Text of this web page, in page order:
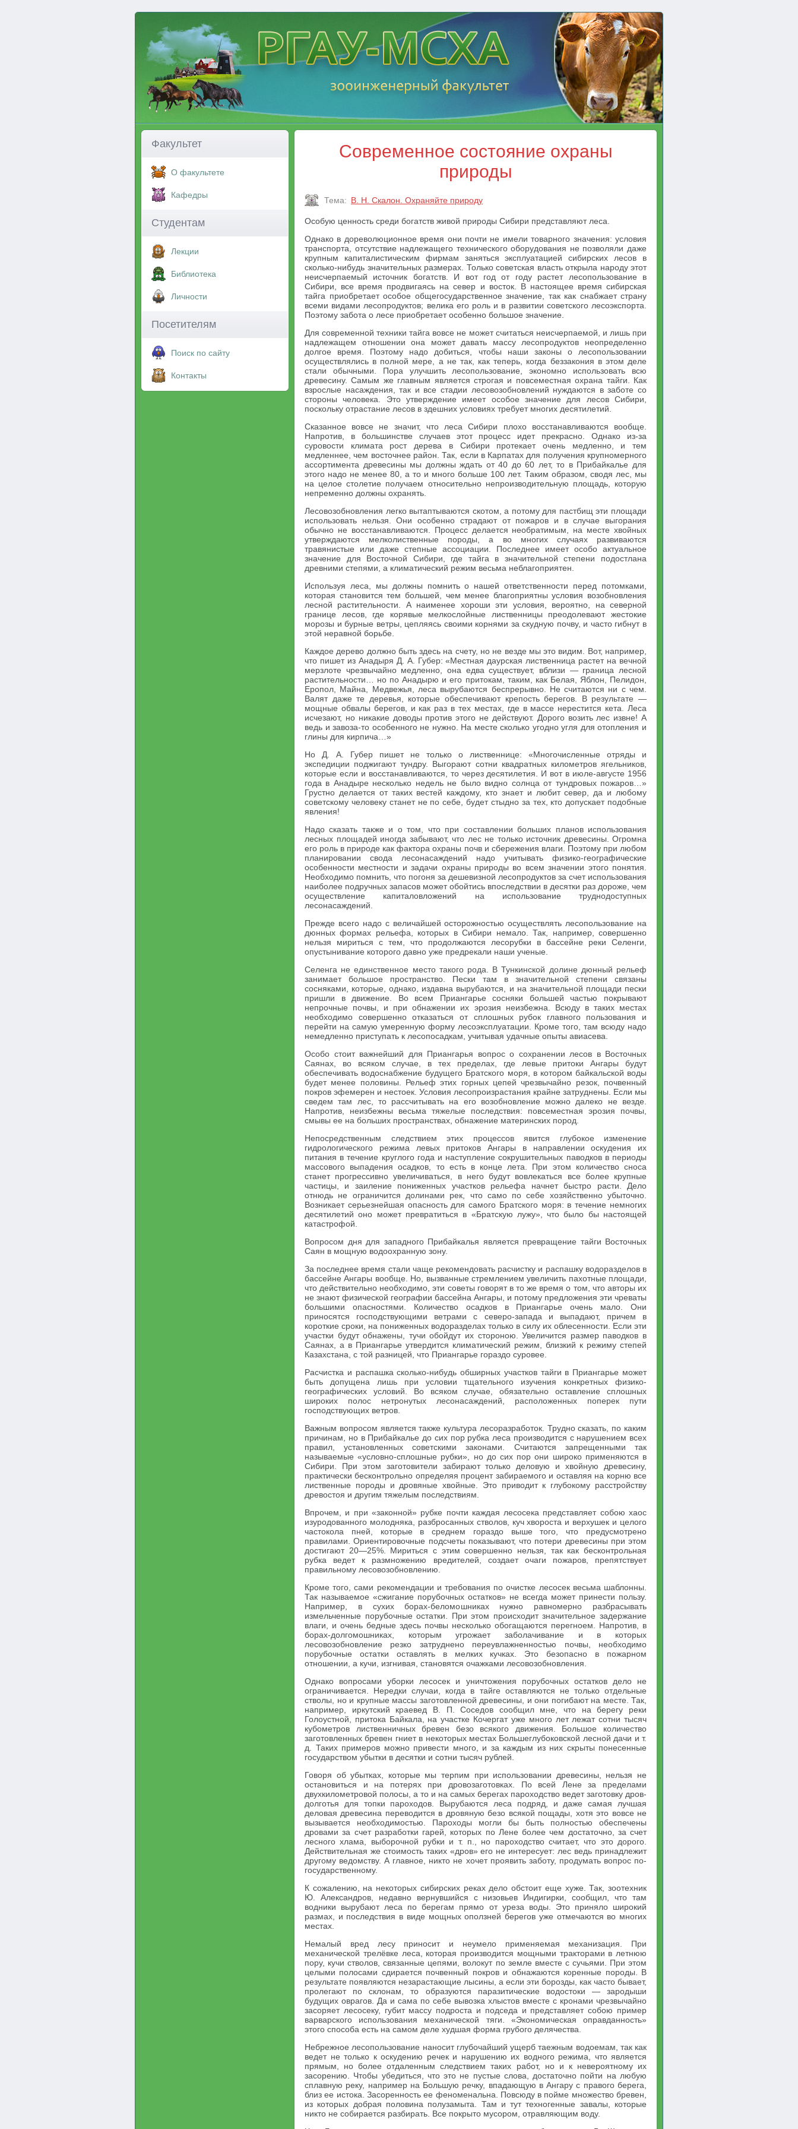
Факультет
О факультете
Кафедры
Студентам
Лекции
Библиотека
Личности
Посетителям
Поиск по сайту
Контакты
Современное состояние охраны
природы
Тема: В. Н. Скалон. Охраняйте природу
Особую ценность среди богатств живой природы Сибири представляют леса.
Однако в дореволюционное время они почти не имели товарного значения: условия
транспорта, отсутствие надлежащего технического оборудования не позволяли даже
крупным капиталистическим фирмам заняться эксплуатацией сибирских лесов в
сколько-нибудь значительных размерах. Только советская власть открыла народу этот
неисчерпаемый источник богатств. И вот год от году растет лесопользование в
Сибири, все время продвигаясь на север и восток. В настоящее время сибирская
тайга приобретает особое общегосударственное значение, так как снабжает страну
всеми видами лесопродуктов; велика его роль и в развитии советского лесоэкспорта.
Поэтому забота о лесе приобретает особенно большое значение.
Для современной техники тайга вовсе не может считаться неисчерпаемой, и лишь при
надлежащем отношении она может давать массу лесопродуктов неопределенно
долгое время. Поэтому надо добиться, чтобы наши законы о лесопользовании
осуществлялись в полной мере, а не так, как теперь, когда беззакония в этом деле
стали обычными. Пора улучшить лесопользование, экономно использовать всю
древесину. Самым же главным является строгая и повсеместная охрана тайги. Как
взрослые насаждения, так и все стадии лесовозобновлений нуждаются в заботе со
стороны человека. Это утверждение имеет особое значение для лесов Сибири,
поскольку отрастание лесов в здешних условиях требует многих десятилетий.
Сказанное вовсе не значит, что леса Сибири плохо восстанавливаются вообще.
Напротив, в большинстве случаев этот процесс идет прекрасно. Однако из-за
суровости климата рост дерева в Сибири протекает очень медленно, и тем
медленнее, чем восточнее район. Так, если в Карпатах для получения крупномерного
ассортимента древесины мы должны ждать от 40 до 60 лет, то в Прибайкалье для
этого надо не менее 80, а то и много больше 100 лет. Таким образом, сводя лес, мы
на целое столетие получаем относительно непроизводительную площадь, которую
непременно должны охранять.
Лесовозобновления легко вытаптываются скотом, а потому для пастбищ эти площади
использовать нельзя. Они особенно страдают от пожаров и в случае выгорания
обычно не восстанавливаются. Процесс делается необратимым, на месте хвойных
утверждаются мелколиственные породы, а во многих случаях развиваются
травянистые или даже степные ассоциации. Последнее имеет особо актуальное
значение для Восточной Сибири, где тайга в значительной степени подостлана
древними степями, а климатический режим весьма неблагоприятен.
Используя леса, мы должны помнить о нашей ответственности перед потомками,
которая становится тем большей, чем менее благоприятны условия возобновления
лесной растительности. А наименее хороши эти условия, вероятно, на северной
границе лесов, где корявые мелкослойные лиственницы преодолевают жестокие
морозы и бурные ветры, цепляясь своими корнями за скудную почву, и часто гибнут в
этой неравной борьбе.
Каждое дерево должно быть здесь на счету, но не везде мы это видим. Вот, например,
что пишет из Анадыря Д. А. Губер: «Местная даурская лиственница растет на вечной
мерзлоте чрезвычайно медленно, она едва существует, вблизи — граница лесной
растительности… но по Анадырю и его притокам, таким, как Белая, Яблон, Пелидон,
Еропол, Майна, Медвежья, леса вырубаются беспрерывно. Не считаются ни с чем.
Валят даже те деревья, которые обеспечивают крепость берегов. В результате —
мощные обвалы берегов, и как раз в тех местах, где в массе нерестится кета. Леса
исчезают, но никакие доводы против этого не действуют. Дорого возить лес извне! А
ведь и завоза-то особенного не нужно. На месте сколько угодно угля для отопления и
глины для кирпича…»
Но Д. А. Губер пишет не только о лиственнице: «Многочисленные отряды и
экспедиции поджигают тундру. Выгорают сотни квадратных километров ягельников,
которые если и восстанавливаются, то через десятилетия. И вот в июле-августе 1956
года в Анадыре несколько недель не было видно солнца от тундровых пожаров…»
Грустно делается от таких вестей каждому, кто знает и любит север, да и любому
советскому человеку станет не по себе, будет стыдно за тех, кто допускает подобные
явления!
Надо сказать также и о том, что при составлении больших планов использования
лесных площадей иногда забывают, что лес не только источник древесины. Огромна
его роль в природе как фактора охраны почв и сбережения влаги. Поэтому при любом
планировании свода лесонасаждений надо учитывать физико-географические
особенности местности и задачи охраны природы во всем значении этого понятия.
Необходимо помнить, что погоня за дешевизной лесопродуктов за счет использования
наиболее подручных запасов может обойтись впоследствии в десятки раз дороже, чем
осуществление капиталовложений на использование труднодоступных
лесонасаждений.
Прежде всего надо с величайшей осторожностью осуществлять лесопользование на
дюнных формах рельефа, которых в Сибири немало. Так, например, совершенно
нельзя мириться с тем, что продолжаются лесорубки в бассейне реки Селенги,
опустынивание которого давно уже предрекали наши ученые.
Селенга не единственное место такого рода. В Тункинской долине дюнный рельеф
занимает большое пространство. Пески там в значительной степени связаны
сосняками, которые, однако, издавна вырубаются, и на значительной площади пески
пришли в движение. Во всем Приангарье сосняки большей частью покрывают
непрочные почвы, и при обнажении их эрозия неизбежна. Всюду в таких местах
необходимо совершенно отказаться от сплошных рубок главного пользования и
перейти на самую умеренную форму лесоэксплуатации. Кроме того, там всюду надо
немедленно приступать к лесопосадкам, учитывая удачные опыты авиасева.
Особо стоит важнейший для Приангарья вопрос о сохранении лесов в Восточных
Саянах, во всяком случае, в тех пределах, где левые притоки Ангары будут
обеспечивать водоснабжение будущего Братского моря, в котором байкальской воды
будет менее половины. Рельеф этих горных цепей чрезвычайно резок, почвенный
покров эфемерен и нестоек. Условия лесопроизрастания крайне затруднены. Если мы
сведем там лес, то рассчитывать на его возобновление можно далеко не везде.
Напротив, неизбежны весьма тяжелые последствия: повсеместная эрозия почвы,
смывы ее на больших пространствах, обнажение материнских пород.
Непосредственным следствием этих процессов явится глубокое изменение
гидрологического режима левых притоков Ангары в направлении оскудения их
питания в течение круглого года и наступление сокрушительных паводков в периоды
массового выпадения осадков, то есть в конце лета. При этом количество сноса
станет прогрессивно увеличиваться, в него будут вовлекаться все более крупные
частицы, и заиление пониженных участков рельефа начнет быстро расти. Дело
отнюдь не ограничится долинами рек, что само по себе хозяйственно убыточно.
Возникает серьезнейшая опасность для самого Братского моря: в течение немногих
десятилетий оно может превратиться в «Братскую лужу», что было бы настоящей
катастрофой.
Вопросом дня для западного Прибайкалья является превращение тайги Восточных
Саян в мощную водоохранную зону.
За последнее время стали чаще рекомендовать расчистку и распашку водоразделов в
бассейне Ангары вообще. Но, вызванные стремлением увеличить пахотные площади,
что действительно необходимо, эти советы говорят в то же время о том, что авторы их
не знают физической географии бассейна Ангары, и потому предложения эти чреваты
большими опасностями. Количество осадков в Приангарье очень мало. Они
приносятся господствующими ветрами с северо-запада и выпадают, причем в
короткие сроки, на пониженных водоразделах только в силу их облесенности. Если эти
участки будут обнажены, тучи обойдут их стороною. Увеличится размер паводков в
Саянах, а в Приангарье утвердится климатический режим, близкий к режиму степей
Казахстана, с той разницей, что Приангарье гораздо суровее.
Расчистка и распашка сколько-нибудь обширных участков тайги в Приангарье может
быть допущена лишь при условии тщательного изучения конкретных физико-
географических условий. Во всяком случае, обязательно оставление сплошных
широких полос нетронутых лесонасаждений, расположенных поперек пути
господствующих ветров.
Важным вопросом является также культура лесоразработок. Трудно сказать, по каким
причинам, но в Прибайкалье до сих пор рубка леса производится с нарушением всех
правил, установленных советскими законами. Считаются запрещенными так
называемые «условно-сплошные рубки», но до сих пор они широко применяются в
Сибири. При этом заготовители забирают только деловую и хвойную древесину,
практически бесконтрольно определяя процент забираемого и оставляя на корню все
лиственные породы и дровяные хвойные. Это приводит к глубокому расстройству
древостоя и другим тяжелым последствиям.
Впрочем, и при «законной» рубке почти каждая лесосека представляет собою хаос
изуродованного молодняка, разбросанных стволов, куч хвороста и верхушек и целого
частокола пней, которые в среднем гораздо выше того, что предусмотрено
правилами. Ориентировочные подсчеты показывают, что потери древесины при этом
достигают 20—25%. Мириться с этим совершенно нельзя, так как бесконтрольная
рубка ведет к размножению вредителей, создает очаги пожаров, препятствует
правильному лесовозобновлению.
Кроме того, сами рекомендации и требования по очистке лесосек весьма шаблонны.
Так называемое «сжигание порубочных остатков» не всегда может принести пользу.
Например, в сухих борах-беломошниках нужно равномерно разбрасывать
измельченные порубочные остатки. При этом происходит значительное задержание
влаги, и очень бедные здесь почвы несколько обогащаются перегноем. Напротив, в
борах-долгомошниках, которым угрожает заболачивание и в которых
лесовозобновление резко затруднено переувлажненностью почвы, необходимо
порубочные остатки оставлять в мелких кучках. Это безопасно в пожарном
отношении, а кучи, изгнивая, становятся очажками лесовозобновления.
Однако вопросами уборки лесосек и уничтожения порубочных остатков дело не
ограничивается. Нередки случаи, когда в тайге оставляются не только отдельные
стволы, но и крупные массы заготовленной древесины, и они погибают на месте. Так,
например, иркутский краевед В. П. Соседов сообщил мне, что на берегу реки
Голоустной, притока Байкала, на участке Кочергат уже много лет лежат сотни тысяч
кубометров лиственничных бревен безо всякого движения. Большое количество
заготовленных бревен гниет в некоторых местах Большеглубоковской лесной дачи и т.
д. Таких примеров можно привести много, и за каждым из них скрыты понесенные
государством убытки в десятки и сотни тысяч рублей.
Говоря об убытках, которые мы терпим при использовании древесины, нельзя не
остановиться и на потерях при дровозаготовках. По всей Лене за пределами
двухкилометровой полосы, а то и на самых берегах пароходство ведет заготовку дров-
долготья для топки пароходов. Вырубаются леса подряд, и даже самая лучшая
деловая древесина переводится в дровяную безо всякой пощады, хотя это вовсе не
вызывается необходимостью. Пароходы могли бы быть полностью обеспечены
дровами за счет разработки гарей, которых по Лене более чем достаточно, за счет
лесного хлама, выборочной рубки и т. п., но пароходство считает, что это дорого.
Действительная же стоимость таких «дров» его не интересует: лес ведь принадлежит
другому ведомству. А главное, никто не хочет проявить заботу, продумать вопрос по-
государственному.
К сожалению, на некоторых сибирских реках дело обстоит еще хуже. Так, зоотехник
Ю. Александров, недавно вернувшийся с низовьев Индигирки, сообщил, что там
водники вырубают леса по берегам прямо от уреза воды. Это приняло широкий
размах, и последствия в виде мощных оползней берегов уже отмечаются во многих
местах.
Немалый вред лесу приносит и неумело применяемая механизация. При
механической трелёвке леса, которая производится мощными тракторами в летнюю
пору, кучи стволов, связанные цепями, волокут по земле вместе с сучьями. При этом
целыми полосами сдирается почвенный покров и обнажаются коренные породы. В
результате появляются незарастающие лысины, а если эти борозды, как часто бывает,
пролегают по склонам, то образуются паразитические водостоки — зародыши
будущих оврагов. Да и сама по себе вывозка хлыстов вместе с кронами чрезвычайно
засоряет лесосеку, губит массу подроста и подседа и представляет собою пример
варварского использования механической тяги. «Экономическая оправданность»
этого способа есть на самом деле худшая форма грубого делячества.
Небрежное лесопользование наносит глубочайший ущерб таежным водоемам, так как
ведет не только к оскудению речек и нарушению их водного режима, что является
прямым, но более отдаленным следствием таких работ, но и к невероятному их
засорению. Чтобы убедиться, что это не пустые слова, достаточно пойти на любую
сплавную реку, например на Большую речку, впадающую в Ангару с правого берега,
близ ее истока. Засоренность ее феноменальна. Повсюду в пойме множество бревен,
из которых добрая половина полузамыта. Там и тут техногенные завалы, которые
никто не собирается разбирать. Все покрыто мусором, отравляющим воду.